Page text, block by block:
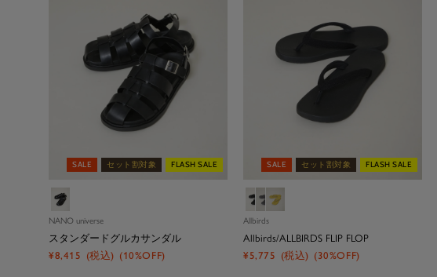
SALE セット割対象 FLASH SALE
ブ
ッ
ク
NANO universe
スタンダードグルカサンダル
セ
¥8,415 (税込) (10%OFF)
SALE セット割対象 FLASH SALE
ブ
ラ
ッ
ク
グ
レ
ー
イ
エ
ー
Allbirds
Allbirds/ALLBIRDS FLIP FLOP
セ
¥5,775 (税込) (30%OFF)